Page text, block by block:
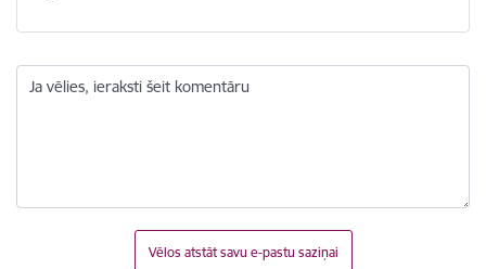
Ja vēlies, ieraksti šeit komentāru
Vēlos atstāt savu e-pastu saziņai